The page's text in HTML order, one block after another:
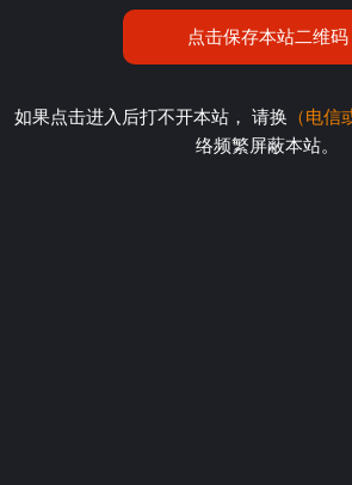
点击保存本站二维码
如果点击进入后打不开本站， 请换 （电信
络频繁屏蔽本站。